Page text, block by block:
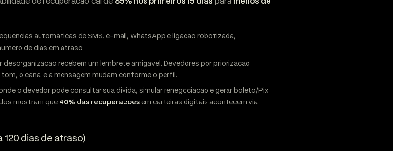
de recuperacao cai de 85% nos primeiros 15 dias para menos de
automaticas de SMS, e-mail, WhatsApp e ligacao robotizada,
de dias em atraso.
desorganizacao recebem um lembrete amigavel. Devedores por priorizacao
o canal e a mensagem mudam conforme o perfil.
o devedor pode consultar sua divida, simular renegociacao e gerar boleto/Pix
mostram que 40% das recuperacoes em carteiras digitais acontecem via
120 dias de atraso)